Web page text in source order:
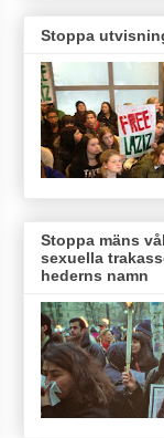
Stoppa
Stoppa mäns
sexuella
hederns namn